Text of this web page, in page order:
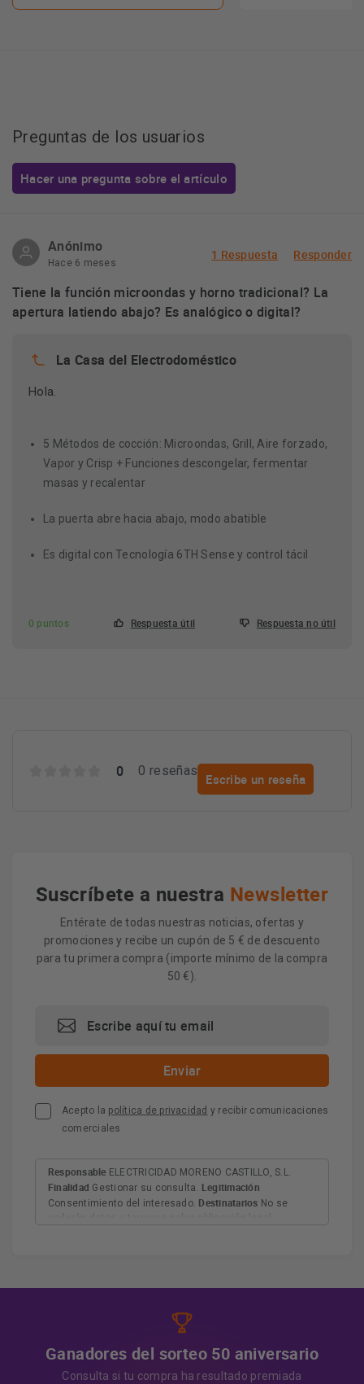
Preguntas de los usuarios
Hacer una pregunta sobre el artículo
Anónimo
Hace 6 meses
1 Respuesta Responder
Tiene la función microondas y horno tradicional? La
apertura latiendo abajo? Es analógico o digital?
La Casa del Electrodoméstico
Hola.
5 Métodos de cocción: Microondas, Grill, Aire forzado,
Vapor y Crisp + Funciones descongelar, fermentar
masas y recalentar
La puerta abre hacia abajo, modo abatible
Es digital con Tecnología 6TH Sense y control tácil
0 puntos Respuesta útil Respuesta no útil
0 0 reseñas
Escribe un reseña
Suscríbete a nuestra Newsletter
Entérate de todas nuestras noticias, ofertas y
promociones y recibe un cupón de 5 € de descuento
para tu primera compra (importe mínimo de la compra
50 €).
Acepto la política de privacidad y recibir comunicaciones
comerciales
Responsable ELECTRICIDAD MORENO CASTILLO, S.L.
Finalidad Gestionar su consulta. Legitimación
Consentimiento del interesado. Destinatarios No se
Ganadores del sorteo 50 aniversario
Consulta si tu compra ha resultado premiada